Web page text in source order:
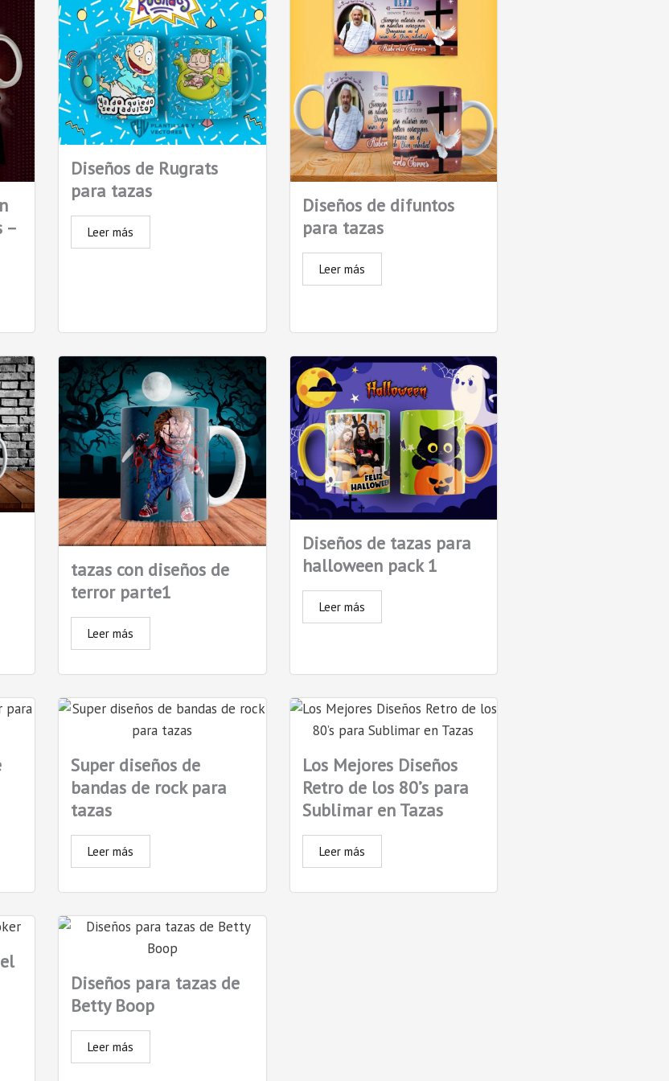
–
Diseños de Rugrats
para tazas
Leer más
Diseños de difuntos
para tazas
Leer más
tazas con diseños de
terror parte1
Leer más
Diseños de tazas para
halloween pack 1
Leer más
Super diseños de
bandas de rock para
tazas
Leer más
Los Mejores Diseños
Retro de los 80’s para
Sublimar en Tazas
Leer más
Diseños para tazas de
Betty Boop
Leer más